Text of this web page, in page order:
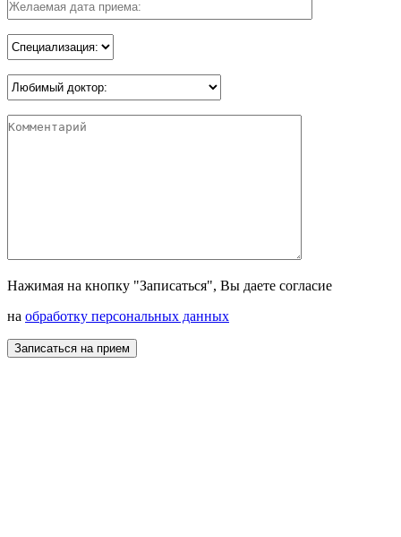
Нажимая на кнопку "Записаться", Вы даете согласие
на обработку персональных данных